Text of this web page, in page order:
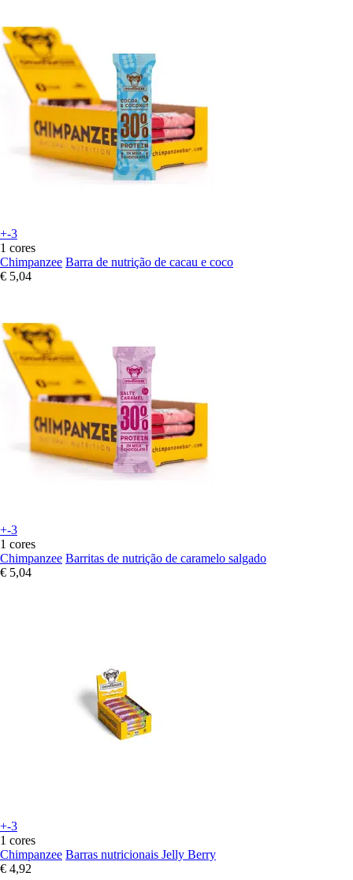
+-3
1 cores
Chimpanzee Barra de nutrição de cacau e coco
€ 5,04
+-3
1 cores
Chimpanzee Barritas de nutrição de caramelo salgado
€ 5,04
+-3
1 cores
Chimpanzee Barras nutricionais Jelly Berry
€ 4,92